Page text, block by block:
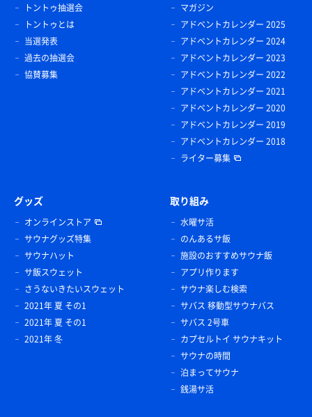
トントゥ抽選会
トントゥとは
当選発表
過去の抽選会
協賛募集
マガジン
アドベントカレンダー 2025
アドベントカレンダー 2024
アドベントカレンダー 2023
アドベントカレンダー 2022
アドベントカレンダー 2021
アドベントカレンダー 2020
アドベントカレンダー 2019
アドベントカレンダー 2018
ライター募集
グッズ
オンラインストア
サウナグッズ特集
サウナハット
サ飯スウェット
さうないきたいスウェット
2021年 夏 その1
2021年 夏 その1
2021年 冬
取り組み
水曜サ活
のんあるサ飯
施設のおすすめサウナ飯
アプリ作ります
サウナ楽しむ検索
サバス 移動型サウナバス
サバス 2号車
カプセルトイ サウナキット
サウナの時間
泊まってサウナ
銭湯サ活